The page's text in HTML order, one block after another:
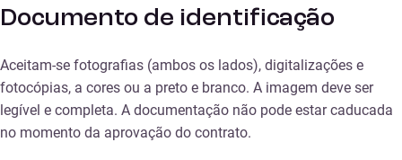
Documento de identificação
Aceitam-se fotografias (ambos os lados), digitalizações e
fotocópias, a cores ou a preto e branco. A imagem deve ser
legível e completa. A documentação não pode estar caducada
no momento da aprovação do contrato.